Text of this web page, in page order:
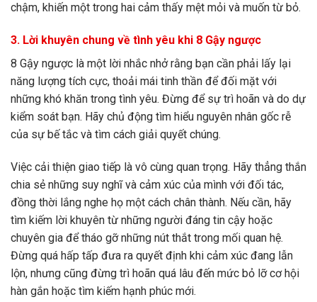
chậm, khiến một trong hai cảm thấy mệt mỏi và muốn từ bỏ.
3. Lời khuyên chung về tình yêu khi 8 Gậy ngược
8 Gậy ngược là một lời nhắc nhở rằng bạn cần phải lấy lại
năng lượng tích cực, thoải mái tinh thần để đối mặt với
những khó khăn trong tình yêu. Đừng để sự trì hoãn và do dự
kiểm soát bạn. Hãy chủ động tìm hiểu nguyên nhân gốc rễ
của sự bế tắc và tìm cách giải quyết chúng.
Việc cải thiện giao tiếp là vô cùng quan trọng. Hãy thẳng thắn
chia sẻ những suy nghĩ và cảm xúc của mình với đối tác,
đồng thời lắng nghe họ một cách chân thành. Nếu cần, hãy
tìm kiếm lời khuyên từ những người đáng tin cậy hoặc
chuyên gia để tháo gỡ những nút thắt trong mối quan hệ.
Đừng quá hấp tấp đưa ra quyết định khi cảm xúc đang lẫn
lộn, nhưng cũng đừng trì hoãn quá lâu đến mức bỏ lỡ cơ hội
hàn gắn hoặc tìm kiếm hạnh phúc mới.